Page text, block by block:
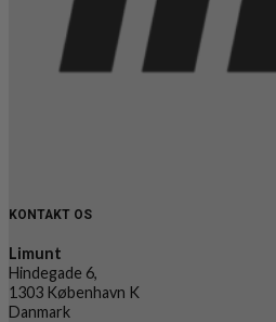
KONTAKT OS
Limunt
Hindegade 6,
1303 København K
Danmark